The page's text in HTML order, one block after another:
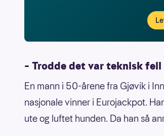
– Trodde det var teknisk feil
En mann i 50-årene fra Gjøvik i
nasjonale vinner i Eurojackpot.
ute og luftet hunden. Da han så